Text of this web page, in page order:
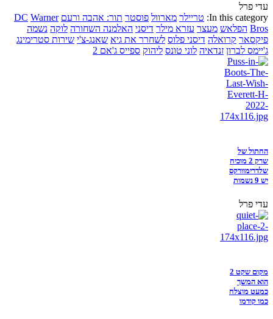
עדי פרל
In this category: טריילר מארוול פוסטר תור: אהבה ורעם DC Warner
Bros הפלאש מעצר עזרא מילר דיסני האלמנה השחורה לוקה נשמה
פיקסאר קרואלה דיסני פלוס לשחרר את גיא שאנג-צ'י שירות סטרימינג
ג'יימס לברון זנדאיה לוני טונס ליהוק ספייס ג'אם 2
החתול של
שרק 2 מוכיח
שלדרימוורקס
יש 9 נשמות
עדי פרל
מקום שקט 2
הוא המשך
כמעט מוצלח
כמו קודמו